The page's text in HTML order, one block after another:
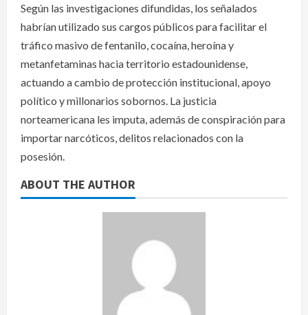
Según las investigaciones difundidas, los señalados
habrían utilizado sus cargos públicos para facilitar el
tráfico masivo de fentanilo, cocaína, heroína y
metanfetaminas hacia territorio estadounidense,
actuando a cambio de protección institucional, apoyo
político y millonarios sobornos. La justicia
norteamericana les imputa, además de conspiración para
importar narcóticos, delitos relacionados con la
posesión.
ABOUT THE AUTHOR